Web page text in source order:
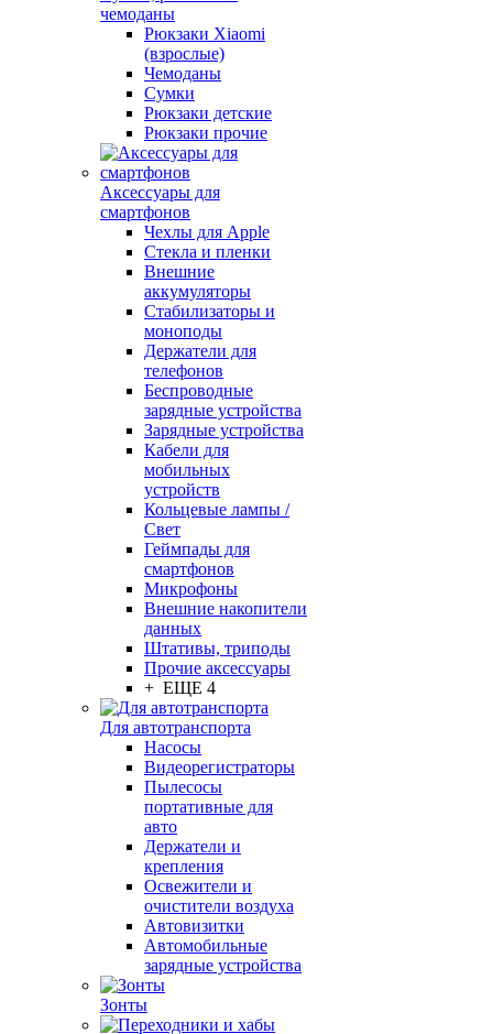
чемоданы
Рюкзаки Xiaomi
(взрослые)
Чемоданы
Сумки
Рюкзаки детские
Рюкзаки прочие
Аксессуары для
смартфонов
Чехлы для Apple
Стекла и пленки
Внешние
аккумуляторы
Стабилизаторы и
моноподы
Держатели для
телефонов
Беспроводные
зарядные устройства
Зарядные устройства
Кабели для
мобильных
устройств
Кольцевые лампы /
Свет
Геймпады для
смартфонов
Микрофоны
Внешние накопители
данных
Штативы, триподы
Прочие аксессуары
+ ЕЩЕ 4
Для автотранспорта
Насосы
Видеорегистраторы
Пылесосы
портативные для
авто
Держатели и
крепления
Освежители и
очистители воздуха
Автовизитки
Автомобильные
зарядные устройства
Зонты